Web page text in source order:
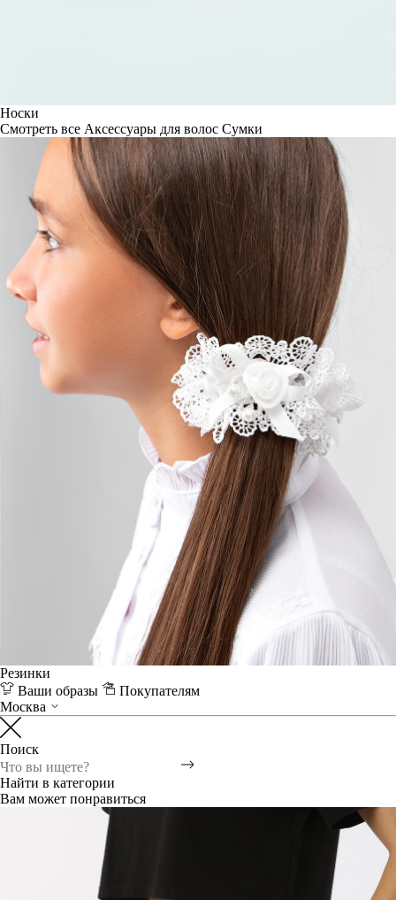
Носки
Смотреть все Аксессуары для волос Сумки
Резинки
Ваши образы
Покупателям
Москва
Поиск
Найти в категории
Вам может понравиться